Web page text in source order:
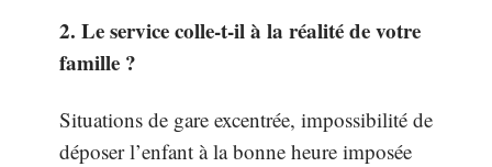
2. Le service colle-t-il à la réalité de votre
famille ?
Situations de gare excentrée, impossibilité de
déposer l’enfant à la bonne heure imposée